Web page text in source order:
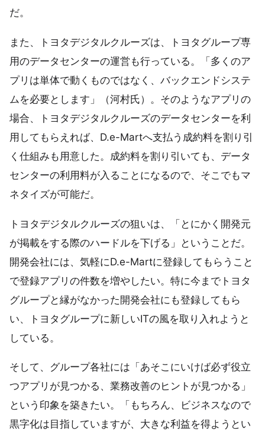
だ。
また、トヨタデジタルクルーズは、トヨタグループ専
用のデータセンターの運営も行っている。「多くのア
プリは単体で動くものではなく、バックエンドシステ
ムを必要とします」（河村氏）。そのようなアプリの
場合、トヨタデジタルクルーズのデータセンターを利
用してもらえれば、D.e-Martへ支払う成約料を割り引
く仕組みも用意した。成約料を割り引いても、データ
センターの利用料が入ることになるので、そこでもマ
ネタイズが可能だ。
トヨタデジタルクルーズの狙いは、「とにかく開発元
が掲載をする際のハードルを下げる」ということだ。
開発会社には、気軽にD.e-Martに登録してもらうこと
で登録アプリの件数を増やしたい。特に今までトヨタ
グループと縁がなかった開発会社にも登録してもら
い、トヨタグループに新しいITの風を取り入れようと
している。
そして、グループ各社には「あそこにいけば必ず役立
つアプリが見つかる、業務改善のヒントが見つかる」
という印象を築きたい。「もちろん、ビジネスなので
黒字化は目指していますが、大きな利益を得ようとい